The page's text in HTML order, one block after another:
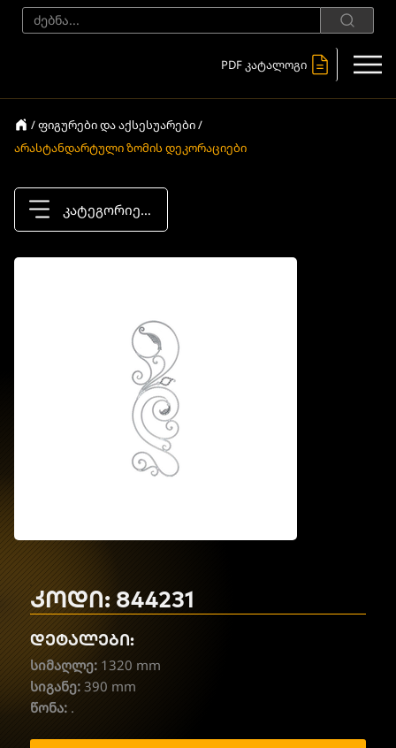
PDF კატალოგი
/ ფიგურები და აქსესუარები /
არასტანდარტული ზომის დეკორაციები
კატეგორიები
კოდი: 844231
დეტალები:
სიმაღლე: 1320 mm
სიგანე: 390 mm
წონა: .